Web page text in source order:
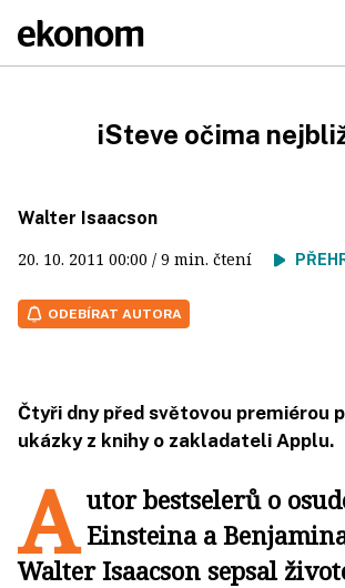
iSteve očima
Walter Isaacson
20. 10. 2011 00:00 / 9 min. čtení
ODEBÍRAT AUTORA
Čtyři dny před světovou premiérou
ukázky z knihy o zakladateli Applu.
A utor bestselerů o
Einsteina a
Walter Isaacson sepsal